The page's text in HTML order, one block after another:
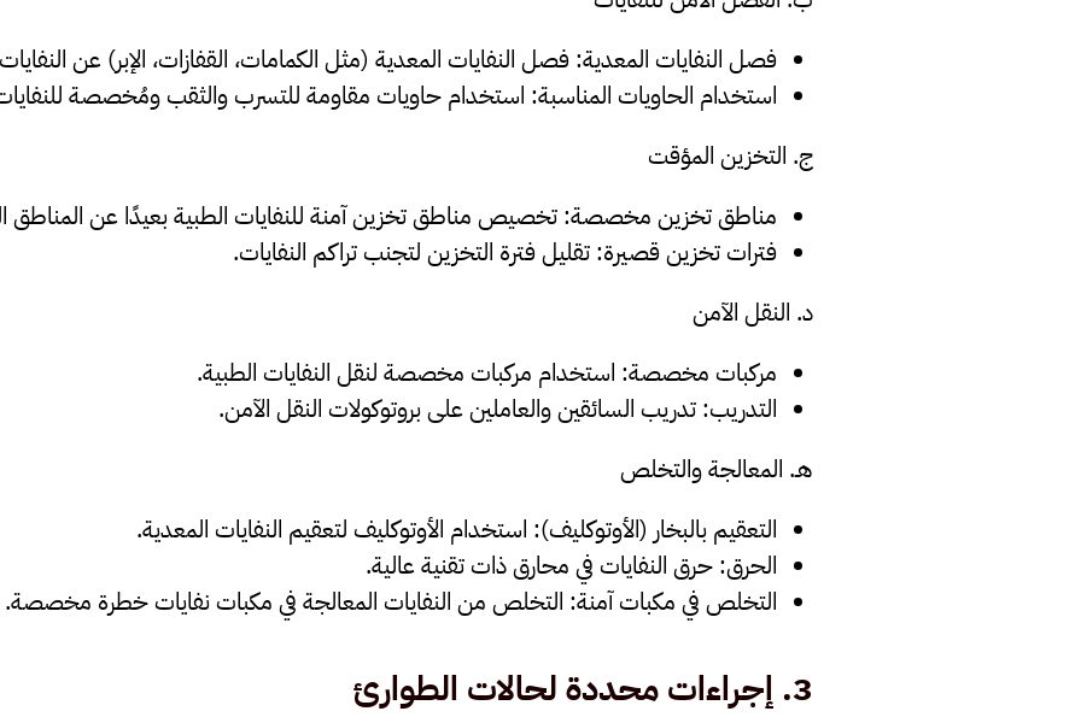
فصل النفايات المعدية: فصل النفايات المعدية (مثل الكمامات، القفازات، الإبر) عن
استخدام الحاويات المناسبة: استخدام حاويات مقاومة للتسرب والثقب ومُخصصة
ج. التخزين المؤقت
مناطق تخزين مخصصة: تخصيص مناطق تخزين آمنة للنفايات الطبية بعيدًا عن المناطق
فترات تخزين قصيرة: تقليل فترة التخزين لتجنب تراكم النفايات.
د. النقل الآمن
مركبات مخصصة: استخدام مركبات مخصصة لنقل النفايات الطبية.
التدريب: تدريب السائقين والعاملين على بروتوكولات النقل الآمن.
هـ. المعالجة والتخلص
التعقيم بالبخار (الأوتوكليف): استخدام الأوتوكليف لتعقيم النفايات المعدية.
الحرق: حرق النفايات في محارق ذات تقنية عالية.
التخلص في مكبات آمنة: التخلص من النفايات المعالجة في مكبات نفايات خطرة مخصصة.
3. إجراءات محددة لحالات الطوارئ